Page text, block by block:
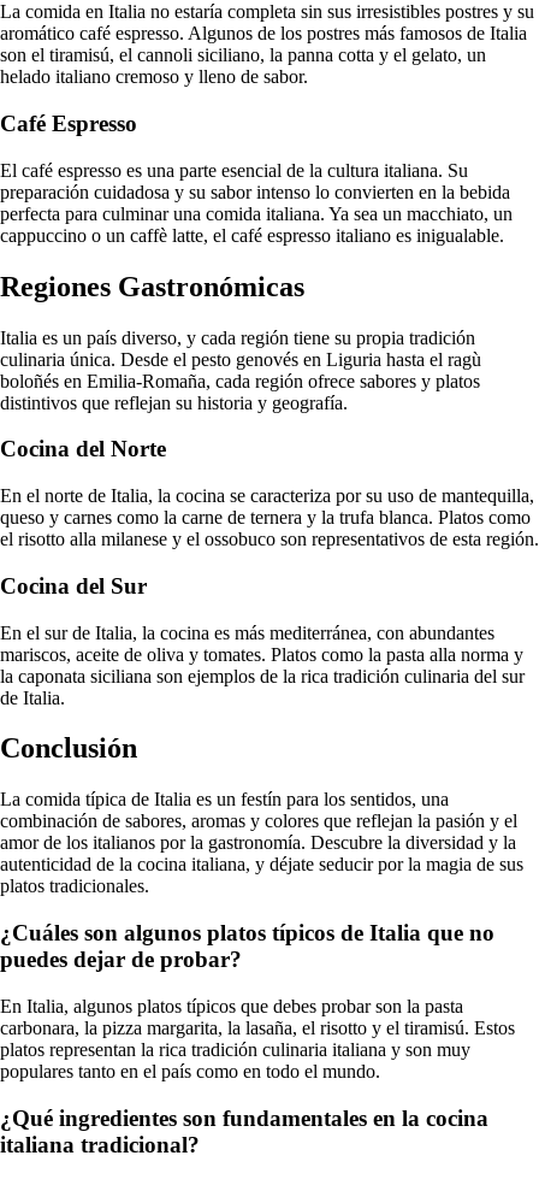
La comida en Italia no estaría completa sin sus irresistibles postres y su
aromático café espresso. Algunos de los postres más famosos de Italia
son el tiramisú, el cannoli siciliano, la panna cotta y el gelato, un
helado italiano cremoso y lleno de sabor.
Café Espresso
El café espresso es una parte esencial de la cultura italiana. Su
preparación cuidadosa y su sabor intenso lo convierten en la bebida
perfecta para culminar una comida italiana. Ya sea un macchiato, un
cappuccino o un caffè latte, el café espresso italiano es inigualable.
Regiones Gastronómicas
Italia es un país diverso, y cada región tiene su propia tradición
culinaria única. Desde el pesto genovés en Liguria hasta el ragù
boloñés en Emilia-Romaña, cada región ofrece sabores y platos
distintivos que reflejan su historia y geografía.
Cocina del Norte
En el norte de Italia, la cocina se caracteriza por su uso de mantequilla,
queso y carnes como la carne de ternera y la trufa blanca. Platos como
el risotto alla milanese y el ossobuco son representativos de esta región.
Cocina del Sur
En el sur de Italia, la cocina es más mediterránea, con abundantes
mariscos, aceite de oliva y tomates. Platos como la pasta alla norma y
la caponata siciliana son ejemplos de la rica tradición culinaria del sur
de Italia.
Conclusión
La comida típica de Italia es un festín para los sentidos, una
combinación de sabores, aromas y colores que reflejan la pasión y el
amor de los italianos por la gastronomía. Descubre la diversidad y la
autenticidad de la cocina italiana, y déjate seducir por la magia de sus
platos tradicionales.
¿Cuáles son algunos platos típicos de Italia que no
puedes dejar de probar?
En Italia, algunos platos típicos que debes probar son la pasta
carbonara, la pizza margarita, la lasaña, el risotto y el tiramisú. Estos
platos representan la rica tradición culinaria italiana y son muy
populares tanto en el país como en todo el mundo.
¿Qué ingredientes son fundamentales en la cocina
italiana tradicional?